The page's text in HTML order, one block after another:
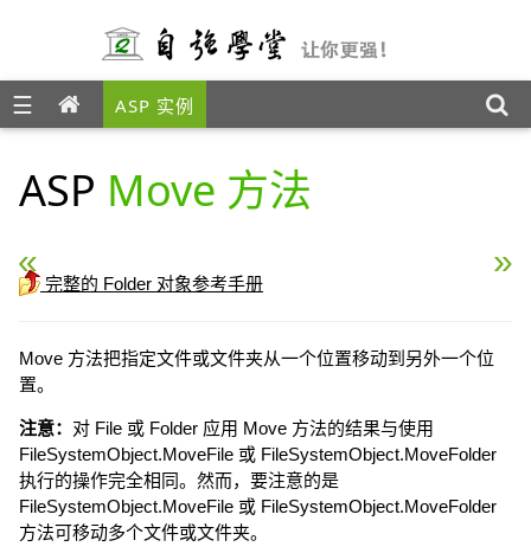
☰ ASP 实例
ASP Move 方法
« ASP Delete 方法 ASP CreateTextFile 方
完整的 Folder 对象参考手册
Move 方法把指定文件或文件夹从一个位置移动到另外一个位
置。
注意： 对 File 或 Folder 应用 Move 方法的结果与使用
FileSystemObject.MoveFile 或 FileSystemObject.MoveFolder
执行的操作完全相同。然而，要注意的是
FileSystemObject.MoveFile 或 FileSystemObject.MoveFolder
方法可移动多个文件或文件夹。